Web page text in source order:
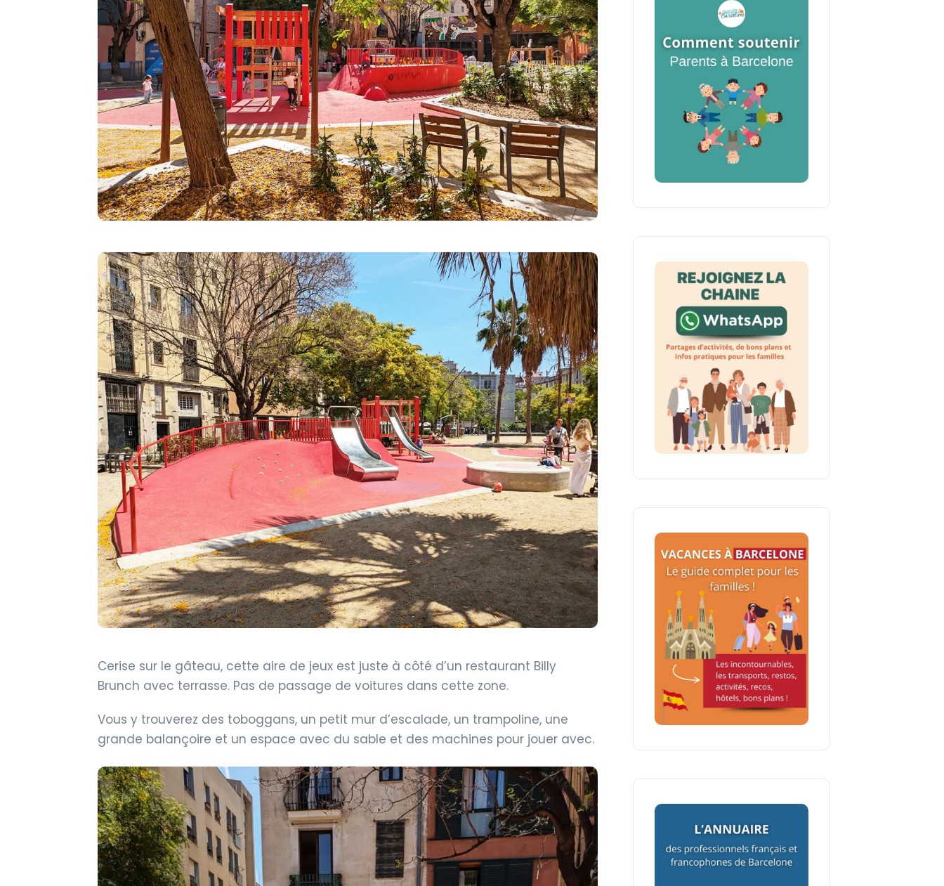
Cerise sur le gâteau, cette aire de jeux est juste à côté d’un restaurant Billy
Brunch avec terrasse. Pas de passage de voitures dans cette zone.
Vous y trouverez des toboggans, un petit mur d’escalade, un trampoline, une
grande balançoire et un espace avec du sable et des machines pour jouer avec.